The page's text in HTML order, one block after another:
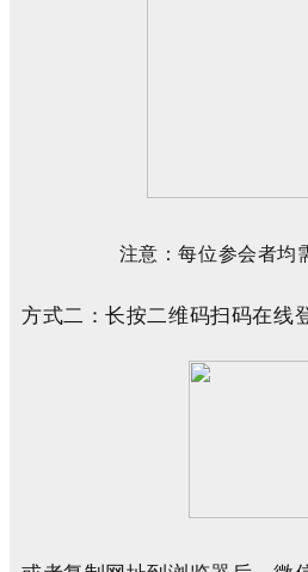
注意：每位参会者均
方式二：长按二维码扫码在线